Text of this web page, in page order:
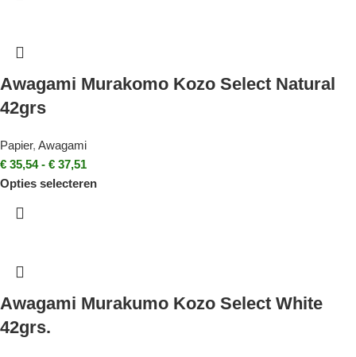
Awagami Murakomo Kozo Select Natural
42grs
Papier, Awagami
€ 35,54 - € 37,51
Opties selecteren
Awagami Murakumo Kozo Select White
42grs.